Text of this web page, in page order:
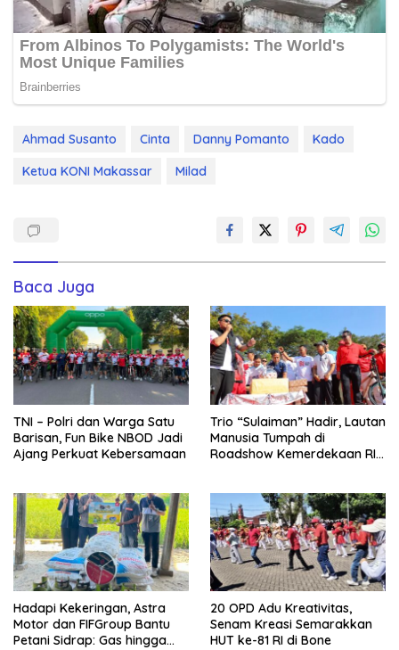
Ahmad Susanto Cinta Danny Pomanto
Kado
Ketua KONI Makassar
Milad
Baca Juga
TNI – Polri dan Warga Satu
Barisan, Fun Bike NBOD Jadi
Ajang Perkuat Kebersamaan
Trio “Sulaiman” Hadir, Lautan
Manusia Tumpah di
Roadshow Kemerdekaan RI
Hadapi Kekeringan, Astra
Motor dan FIFGroup Bantu
Petani Sidrap: Gas hingga
20 OPD Adu Kreativitas,
Senam Kreasi Semarakkan
HUT ke-81 RI di Bone